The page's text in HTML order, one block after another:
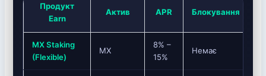
Продукт
Earn
Актив APR Блокування
MX Staking
(Flexible)
MX
8% –
15%
Немає